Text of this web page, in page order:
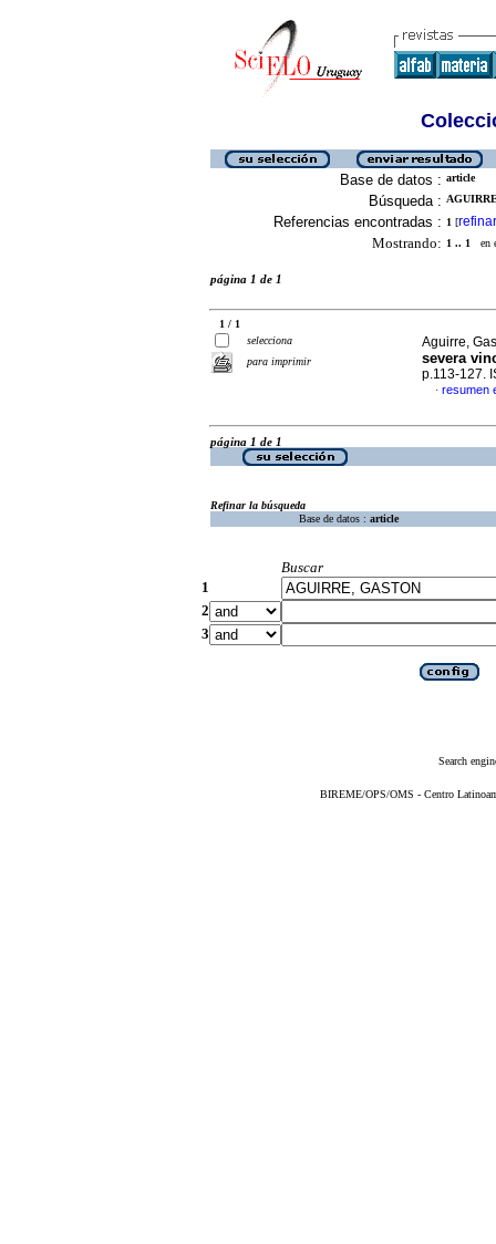
Base de datos : article
Búsqueda :
Referencias encontradas : 1 [refinar
Mostrando: 1 .. 1 en
página 1 de 1
1 / 1
selecciona
para imprimir
Aguirre,
severa
p.113-127.
· resumen
página 1 de 1
Refinar la búsqueda
Base de datos : article
Buscar
1
2
3
Search
BIREME/OPS/OMS - Centro